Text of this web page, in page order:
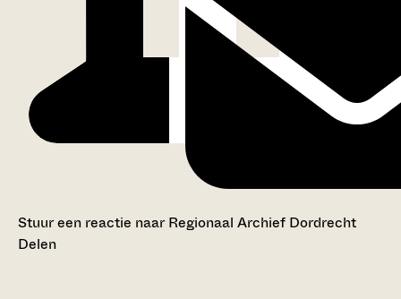
Stuur een reactie naar Regionaal Archief Dordrecht
Delen